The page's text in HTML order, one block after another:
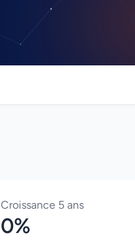
Croissance 5 ans
0%